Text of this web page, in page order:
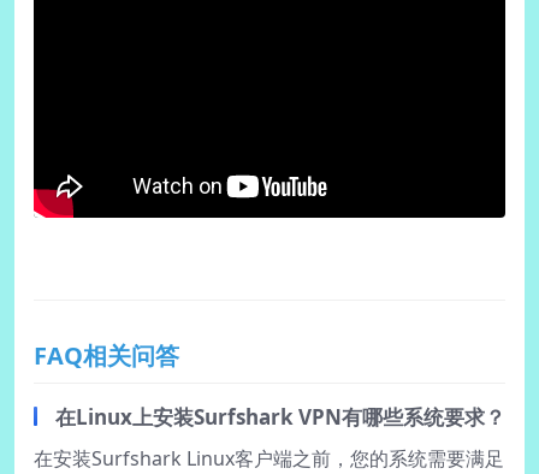
FAQ相关问答
在Linux上安装Surfshark VPN有哪些系统要求？
在安装Surfshark Linux客户端之前，您的系统需要满足